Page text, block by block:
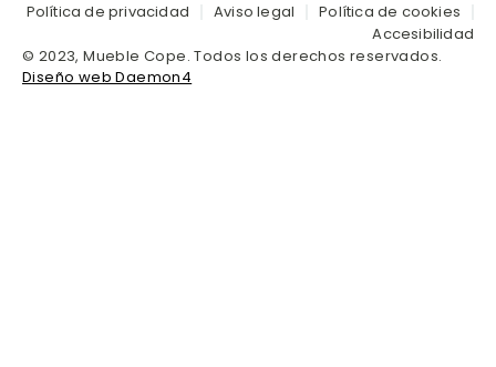
© 2023, Mueble Cope. Todos los derechos reservados.
Diseño web Daemon4
Política de privacidad Aviso legal
Política de cookies
Accesibilidad